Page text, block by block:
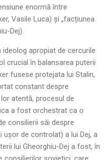
enormă între
Vasile Luca) și „facțiunea
Dej).
ideolog apropiat de cercurile
crucial în balansarea puterii
fusese protejata lui Stalin,
constant despre
lor atentă, procesul de
a fost orchestrat ca o
consilierii săi despre
ușor de controlat) a lui Dej, a
lui Gheorghiu-Dej a fost, în